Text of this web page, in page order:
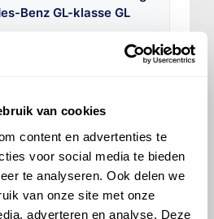
van cookies
content en advertenties te
voor social media te bieden
te analyseren. Ook delen we
van onze site met onze
adverteren en analyse. Deze
Benz GL-klasse GL
de motorolie ververst
Benz GL-